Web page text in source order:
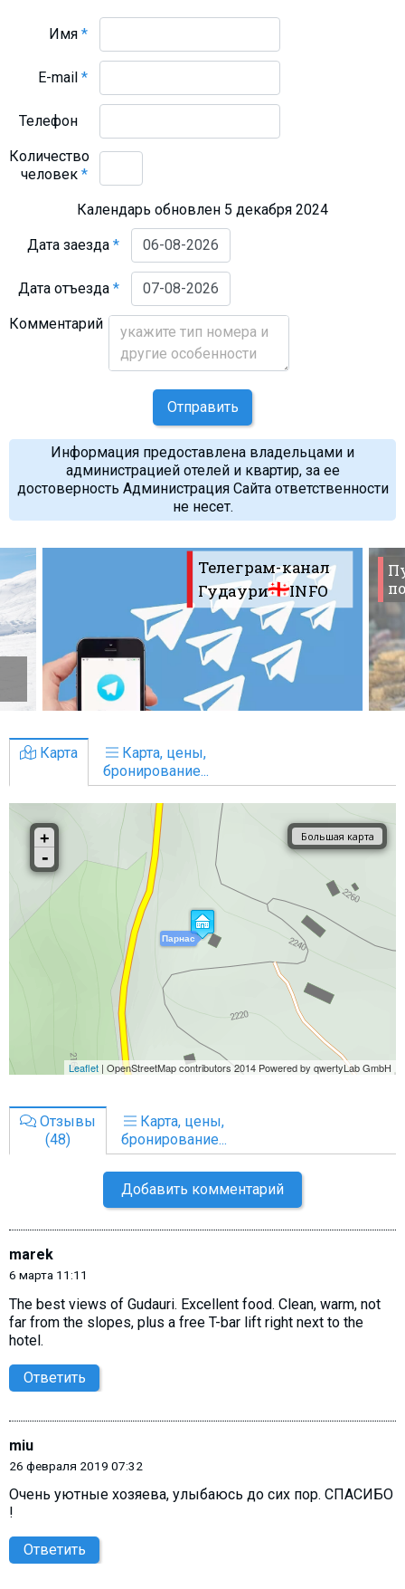
Имя*
E-mail*
Телефон
Количество
человек*
Календарь обновлен 5 декабря 2024
Дата заезда*
Дата отъезда*
Комментарий
Отправить
Информация предоставлена владельцами и
администрацией отелей и квартир, за ее
достоверность Администрация Сайта ответственности
не несет.
Телеграм-канал
Гудаури
INFO
Карта
Карта, цены,
бронирование...
Отзывы
(48)
Карта, цены,
бронирование...
Добавить комментарий
marek
6 марта 11:11
The best views of Gudauri. Excellent food. Clean, warm, not
far from the slopes, plus a free T-bar lift right next to the
hotel.
Ответить
miu
26 февраля 2019 07:32
Очень уютные хозяева, улыбаюсь до сих пор. СПАСИБО
!
Ответить